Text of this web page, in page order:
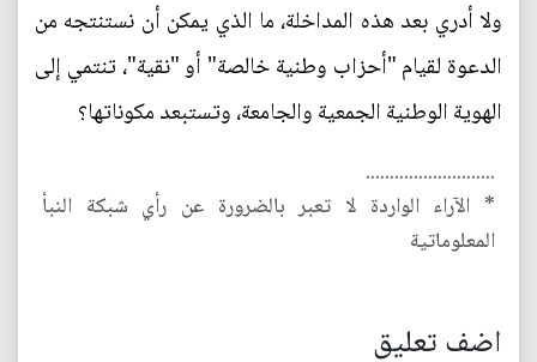
ولا أدري بعد هذه المداخلة، ما الذي يمكن أن نستنتجه من
الدعوة لقيام "أحزاب وطنية خالصة" أو "نقية"، تنتمي إلى
الهوية الوطنية الجمعية والجامعة، وتستبعد مكوناتها؟
...........................
* الآراء الواردة لا تعبر بالضرورة عن رأي شبكة النبأ
المعلوماتية
اضف تعليق